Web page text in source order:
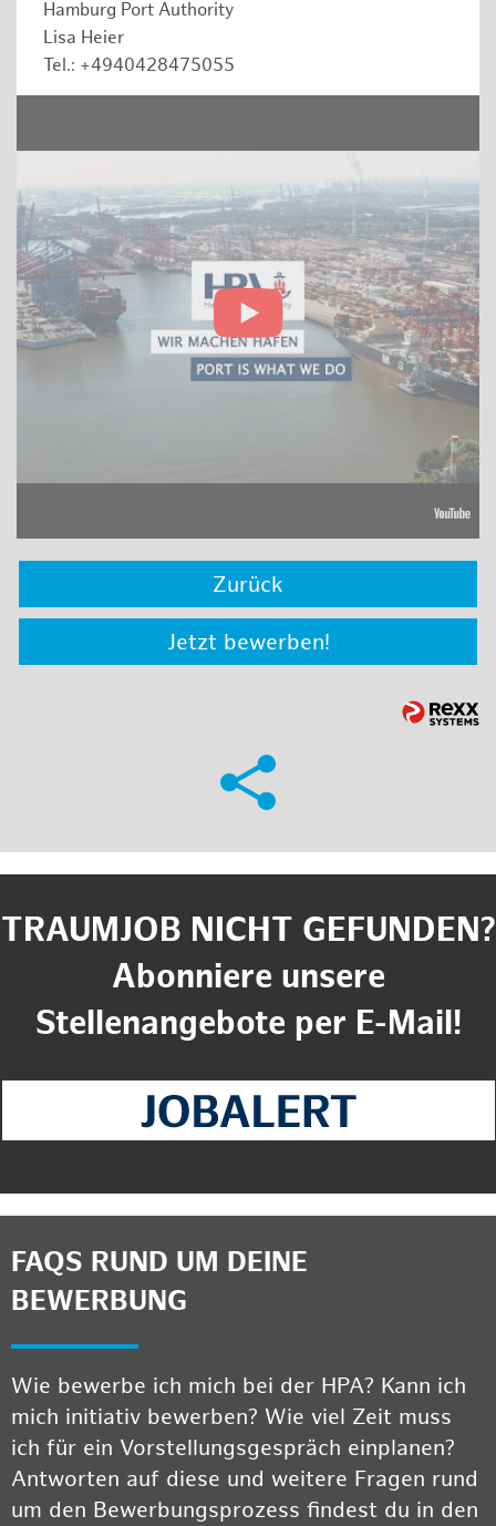
Hamburg Port Authority
Lisa Heier
Tel.: +4940428475055
Zurück
Jetzt bewerben!
TRAUMJOB NICHT GEFUNDEN?
Abonniere unsere
Stellenangebote per E-Mail!
FAQS RUND UM DEINE
BEWERBUNG
Wie bewerbe ich mich bei der HPA? Kann ich
mich initiativ bewerben? Wie viel Zeit muss
ich für ein Vorstellungsgespräch einplanen?
Antworten auf diese und weitere Fragen rund
um den Bewerbungsprozess findest du in den